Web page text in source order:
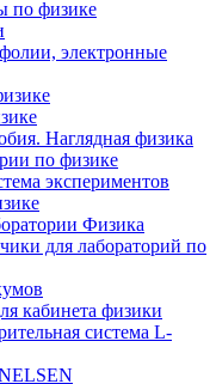
по физике
электронные
Наглядная физика
по физике
экспериментов
Физика
для лабораторий по
кабинета физики
система L-